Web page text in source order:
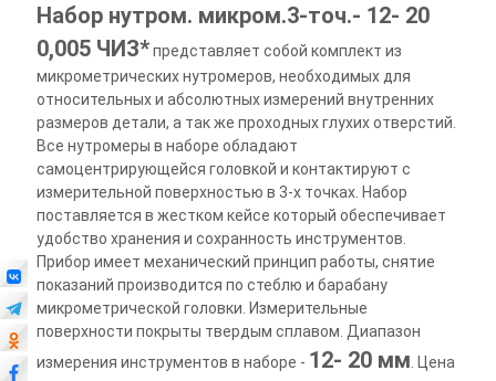
Набор нутром. микром.3-точ.- 12- 20
0,005 ЧИЗ*представляет собой комплект из
микрометрических нутромеров, необходимых для
относительных и абсолютных измерений внутренних
размеров детали, а так же проходных глухих отверстий.
Все нутромеры в наборе обладают
самоцентрирующейся головкой и контактируют с
измерительной поверхностью в 3-х точках. Набор
поставляется в жестком кейсе который обеспечивает
удобство хранения и сохранность инструментов.
Прибор имеет механический принцип работы, снятие
показаний производится по стеблю и барабану
микрометрической головки. Измерительные
поверхности покрыты твердым сплавом. Диапазон
измерения инструментов в наборе - 12- 20 мм . Цена